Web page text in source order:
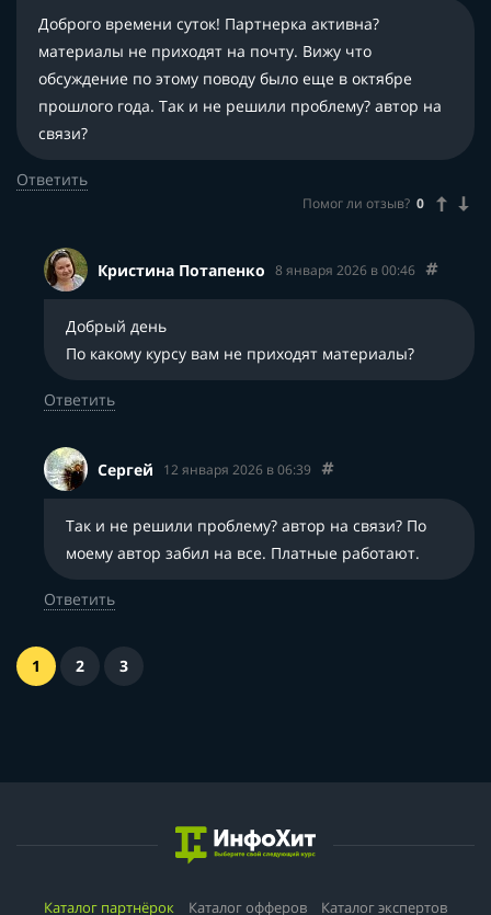
Доброго времени суток! Партнерка активна?
материалы не приходят на почту. Вижу что
обсуждение по этому поводу было еще в октябре
прошлого года. Так и не решили проблему? автор на
связи?
Ответить
Помог ли отзыв? 0
Кристина Потапенко 8 января 2026 в 00:46
Добрый день
По какому курсу вам не приходят материалы?
Ответить
Сергей 12 января 2026 в 06:39
Так и не решили проблему? автор на связи? По
моему автор забил на все. Платные работают.
Ответить
1 2 3
Каталог партнёрок Каталог офферов Каталог экспертов